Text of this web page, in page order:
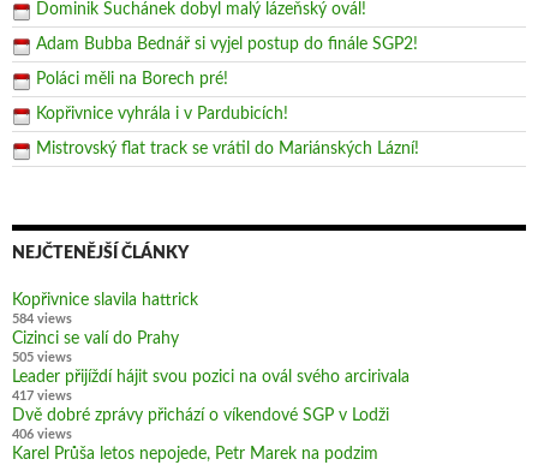
Dominik Suchánek dobyl malý lázeňský ovál!
Adam Bubba Bednář si vyjel postup do finále SGP2!
Poláci měli na Borech pré!
Kopřivnice vyhrála i v Pardubicích!
Mistrovský flat track se vrátil do Mariánských Lázní!
NEJČTENĚJŠÍ ČLÁNKY
Kopřivnice slavila hattrick
584 views
Cizinci se valí do Prahy
505 views
Leader přijíždí hájit svou pozici na ovál svého arcirivala
417 views
Dvě dobré zprávy přichází o víkendové SGP v Lodži
406 views
Karel Průša letos nepojede, Petr Marek na podzim